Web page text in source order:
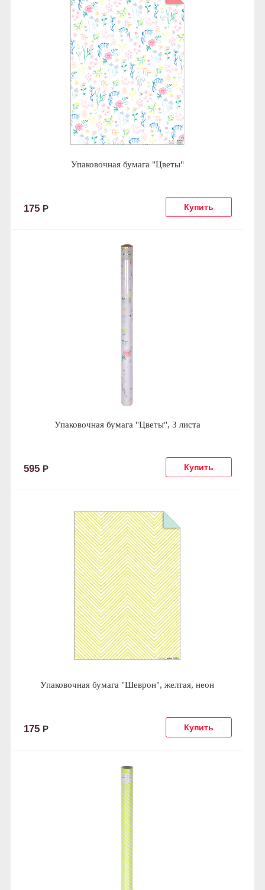
Упаковочная бумага "Цветы"
175 Р
Упаковочная бумага "Цветы", 3 листа
595 Р
Упаковочная бумага "Шеврон", желтая, неон
175 Р